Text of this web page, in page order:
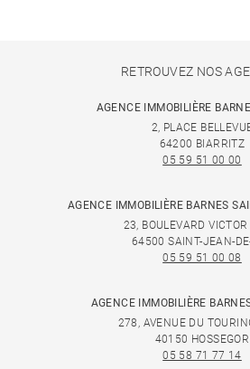
RETROUVEZ NOS
AGENCE IMMOBILIÈRE
2, PLACE
64200 BIARRITZ
05 59 51 00 00
AGENCE IMMOBILIÈRE BARNES
23, BOULEVARD VICTOR
64500 SAINT-JEAN-
05 59 51 00 08
AGENCE IMMOBILIÈRE
278, AVENUE DU
40150 HOSSEGOR
05 58 71 77 14